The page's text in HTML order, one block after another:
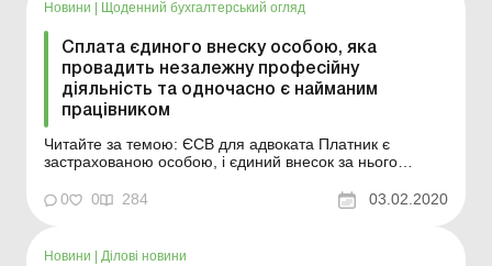
Новини | Щоденний бухгалтерський огляд
Сплата єдиного внеску особою, яка
провадить незалежну професійну
діяльність та одночасно є найманим
працівником
Читайте за темою: ЄСВ для адвоката Платник є
застрахованою особою, і єдиний внесок за нього
розмірі не менше мінімального, що виключає обов'язок
по сплаті єдиного внеску, як особою, що має право
коли ...
0 0 284 03.02.2020
Новини Ділові новини